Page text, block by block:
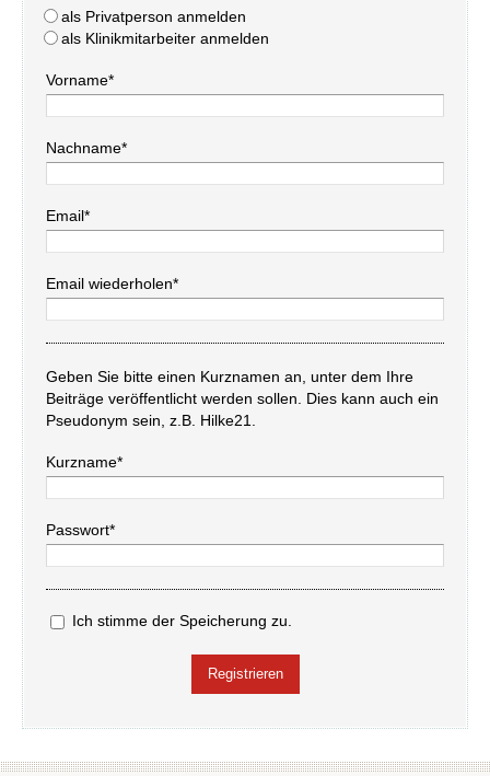
als Privatperson anmelden
als Klinikmitarbeiter anmelden
Vorname*
Nachname*
Email*
Email wiederholen*
Geben Sie bitte einen Kurznamen an, unter dem Ihre
Beiträge veröffentlicht werden sollen. Dies kann auch ein
Pseudonym sein, z.B. Hilke21.
Kurzname*
Passwort*
Ich stimme der Speicherung zu.